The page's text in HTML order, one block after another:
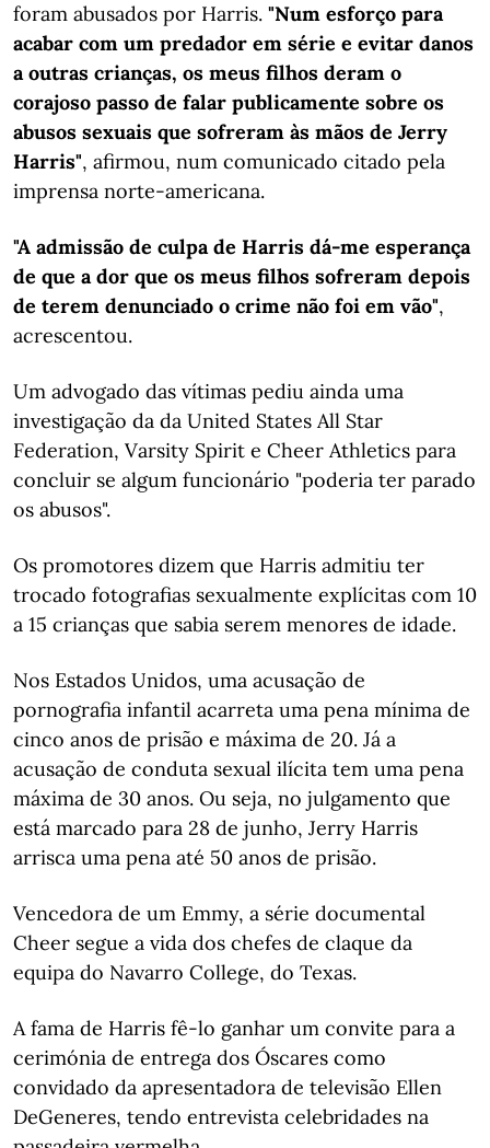
foram abusados por Harris. "Num esforço para
acabar com um predador em série e evitar danos
a outras crianças, os meus filhos deram o
corajoso passo de falar publicamente sobre os
abusos sexuais que sofreram às mãos de Jerry
Harris", afirmou, num comunicado citado pela
imprensa norte-americana.
"A admissão de culpa de Harris dá-me esperança
de que a dor que os meus filhos sofreram depois
de terem denunciado o crime não foi em vão",
acrescentou.
Um advogado das vítimas pediu ainda uma
investigação da da United States All Star
Federation, Varsity Spirit e Cheer Athletics para
concluir se algum funcionário "poderia ter parado
os abusos".
Os promotores dizem que Harris admitiu ter
trocado fotografias sexualmente explícitas com 10
a 15 crianças que sabia serem menores de idade.
Nos Estados Unidos, uma acusação de
pornografia infantil acarreta uma pena mínima de
cinco anos de prisão e máxima de 20. Já a
acusação de conduta sexual ilícita tem uma pena
máxima de 30 anos. Ou seja, no julgamento que
está marcado para 28 de junho, Jerry Harris
arrisca uma pena até 50 anos de prisão.
Vencedora de um Emmy, a série documental
Cheer segue a vida dos chefes de claque da
equipa do Navarro College, do Texas.
A fama de Harris fê-lo ganhar um convite para a
cerimónia de entrega dos Óscares como
convidado da apresentadora de televisão Ellen
DeGeneres, tendo entrevista celebridades na